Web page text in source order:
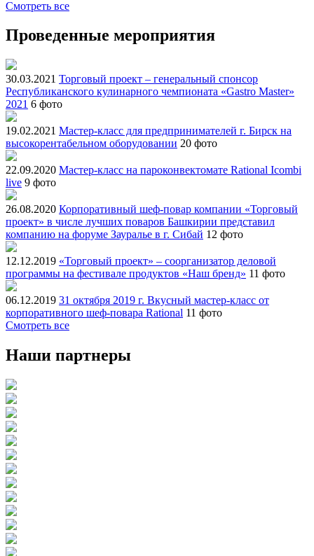
Смотреть все
Проведенные мероприятия
30.03.2021 Торговый проект – генеральный спонсор
Республиканского кулинарного чемпионата «Gastro Master»
2021 6 фото
19.02.2021 Мастер-класс для предпринимателей г. Бирск на
высокорентабельном оборудовании 20 фото
22.09.2020 Мастер-класс на пароконвектомате Rational Icombi
live 9 фото
26.08.2020 Корпоративный шеф-повар компании «Торговый
проект» в числе лучших поваров Башкирии представил
компанию на форуме Зауралье в г. Сибай 12 фото
12.12.2019 «Торговый проект» – соорганизатор деловой
программы на фестивале продуктов «Наш бренд» 11 фото
06.12.2019 31 октября 2019 г. Вкусный мастер-класс от
корпоративного шеф-повара Rational 11 фото
Смотреть все
Наши партнеры